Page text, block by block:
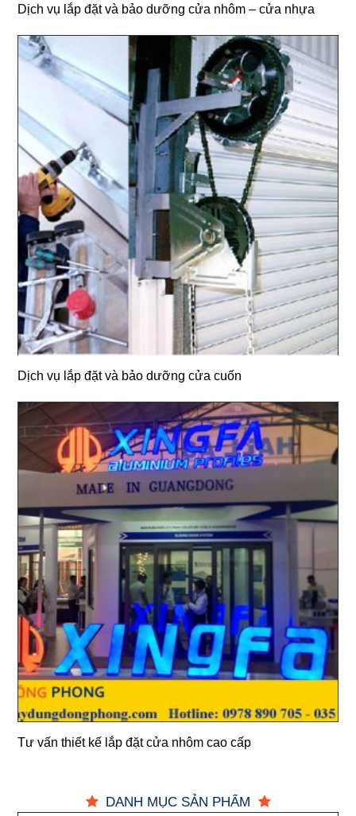
Dịch vụ lắp đặt và bảo dưỡng cửa nhôm – cửa nhựa
Dịch vụ lắp đặt và bảo dưỡng cửa cuốn
Tư vấn thiết kế lắp đặt cửa nhôm cao cấp
DANH MỤC SẢN PHẨM